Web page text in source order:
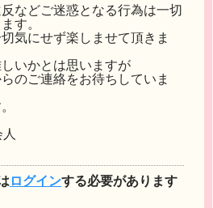
などご迷惑となる行為は一切
す。
気にせず楽しませて頂きま
いかとは思いますが
のご連絡をお待ちしていま
ログインする必要があります